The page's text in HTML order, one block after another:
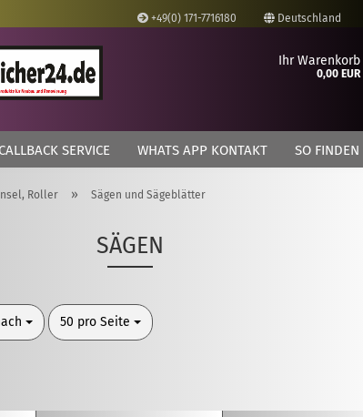
+49(0) 171-7716180 Deutschland
Lieferland
Passwort
Ihr Warenkorb
0,00 EUR
CALLBACK SERVICE WHATS APP KONTAKT SO
Roller » Sägen und Sägeblätter
SÄGEN
50 pro Seite
pro Seite